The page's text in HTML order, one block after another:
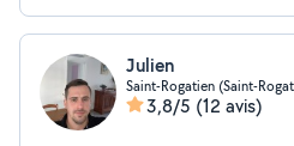
Julien
Saint-Rogatien (Saint-
3,8/5 (12 avis)